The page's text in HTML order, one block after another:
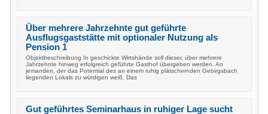
Über mehrere Jahrzehnte gut geführte
Ausflugsgaststätte mit optionaler Nutzung als
Pension 1
Objektbeschreibung In geschickte Wirtshände soll dieser, über mehrere
Jahrzehnte hinweg erfolgreich geführte Gasthof übergeben werden. An
jemanden, der das Potential des an einem ruhig plätschernden Gebirgsbach
liegenden Lokals zu würdigen weiß. Das
Gut geführtes Seminarhaus in ruhiger Lage sucht